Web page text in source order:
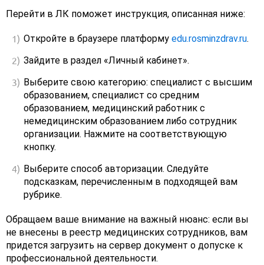
Перейти в ЛК поможет инструкция, описанная ниже:
Откройте в браузере платформу edu.rosminzdrav.ru.
Зайдите в раздел «Личный кабинет».
Выберите свою категорию: специалист с высшим
образованием, специалист со средним
образованием, медицинский работник с
немедицинским образованием либо сотрудник
организации. Нажмите на соответствующую
кнопку.
Выберите способ авторизации. Следуйте
подсказкам, перечисленным в подходящей вам
рубрике.
Обращаем ваше внимание на важный нюанс: если вы
не внесены в реестр медицинских сотрудников, вам
придется загрузить на сервер документ о допуске к
профессиональной деятельности.